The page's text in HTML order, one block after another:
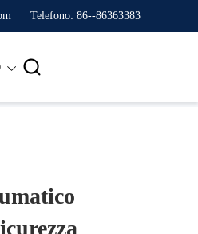
Telefono: 86--86363383
